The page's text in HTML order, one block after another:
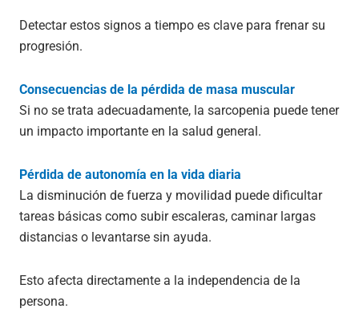
Detectar estos signos a tiempo es clave para frenar su
progresión.
Consecuencias de la pérdida de masa muscular
Si no se trata adecuadamente, la sarcopenia puede tener
un impacto importante en la salud general.
Pérdida de autonomía en la vida diaria
La disminución de fuerza y movilidad puede dificultar
tareas básicas como subir escaleras, caminar largas
distancias o levantarse sin ayuda.
Esto afecta directamente a la independencia de la
persona.